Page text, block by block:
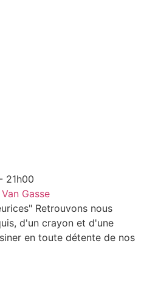
21h00
Gasse
Retrouvons nous
d'un crayon et d'une
en toute détente de nos